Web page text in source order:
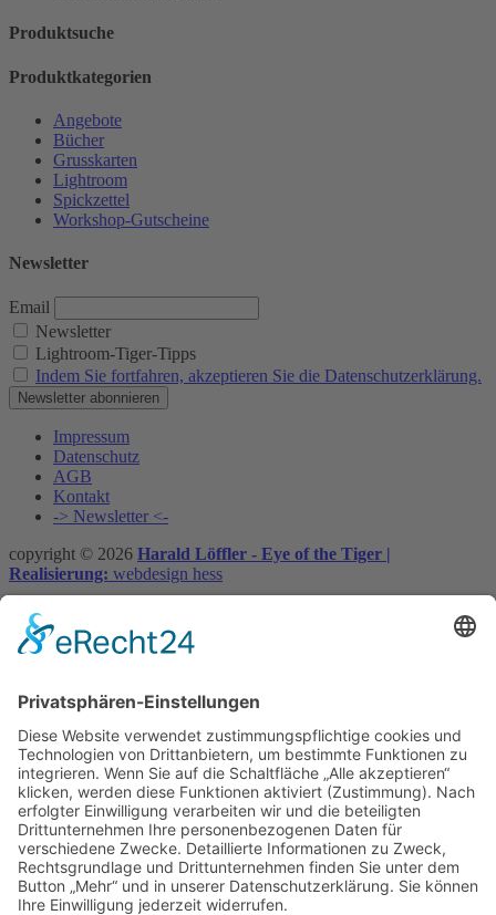
Produktsuche
Produktkategorien
Angebote
Bücher
Grusskarten
Lightroom
Spickzettel
Workshop-Gutscheine
Newsletter
Email
Newsletter
Lightroom-Tiger-Tipps
Indem Sie fortfahren, akzeptieren Sie die Datenschutzerklärung.
Impressum
Datenschutz
AGB
Kontakt
-> Newsletter <-
copyright © 2026 Harald Löffler - Eye of the Tiger |
Realisierung: webdesign hess